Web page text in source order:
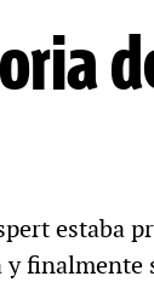
estaba
finalmente